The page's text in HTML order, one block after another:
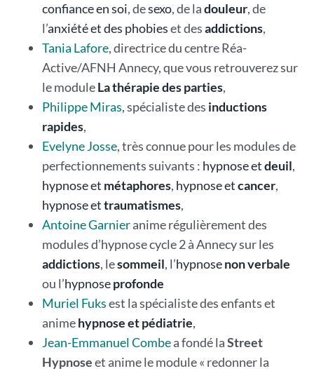
confiance en soi, desexo, de ladouleur, de
l’anxiété et des phobieset desaddictions,
Tania Lafore, directrice du centre Réa-
Active/AFNH Annecy, que vous retrouverez sur
le moduleLa thérapie des parties,
Philippe Miras, spécialiste des inductions
rapides,
Evelyne Josse, très connue pour les modules de
perfectionnements suivants : hypnose etdeuil,
hypnose et métaphores, hypnose etcancer,
hypnose ettraumatismes,
Antoine Garnieranime régulièrement des
modules d’hypnose cycle 2 à Annecy sur les
addictions, lesommeil, l’hypnosenon verbale
ou l’hypnoseprofonde
Muriel Fuksest la spécialiste des enfants et
animehypnose et pédiatrie,
Jean-Emmanuel Combea fondé laStreet
Hypnoseet anime le module « redonner la